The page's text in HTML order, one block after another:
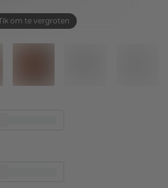
om te vergroten